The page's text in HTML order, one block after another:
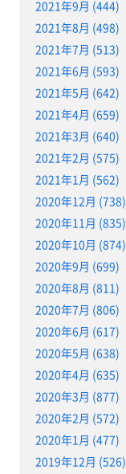
2021年9月 (444)
2021年8月 (498)
2021年7月 (513)
2021年6月 (593)
2021年5月 (642)
2021年4月 (659)
2021年3月 (640)
2021年2月 (575)
2021年1月 (562)
2020年12月 (738)
2020年11月 (835)
2020年10月 (874)
2020年9月 (699)
2020年8月 (811)
2020年7月 (806)
2020年6月 (617)
2020年5月 (638)
2020年4月 (635)
2020年3月 (877)
2020年2月 (572)
2020年1月 (477)
2019年12月 (526)